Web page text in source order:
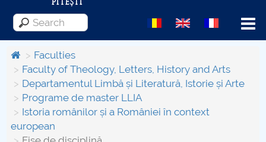
PITEȘTI
Menu
About the University
Centrul de Management al Proiectelor
Faculties
Faculty of Theology, Letters, History and Arts
Departamentul Limbă și Literatură, Istorie și Arte
Programe de master LLIA
Istoria românilor și a României în context
european